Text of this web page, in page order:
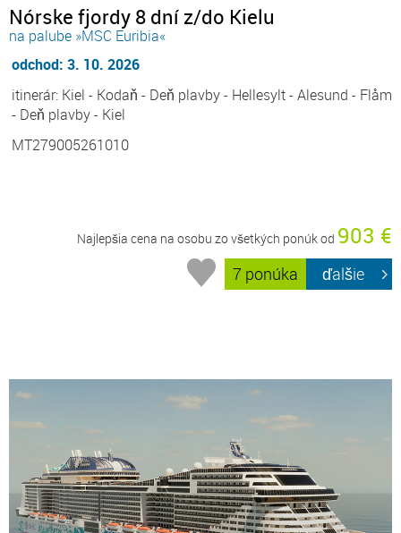
Nórske fjordy 8 dní z/do Kielu
na palube »MSC Euribia«
odchod: 3. 10. 2026
itinerár: Kiel - Kodaň - Deň plavby - Hellesylt - Alesund - Flåm
- Deň plavby - Kiel
MT279005261010
Najlepšia cena na osobu zo všetkých ponúk od 903 €
7 ponúka ďalšie